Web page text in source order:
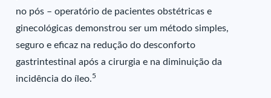
no pós – operatório de pacientes obstétricas e
ginecológicas demonstrou ser um método simples,
seguro e eficaz na redução do desconforto
gastrintestinal após a cirurgia e na diminuição da
incidência do íleo.5